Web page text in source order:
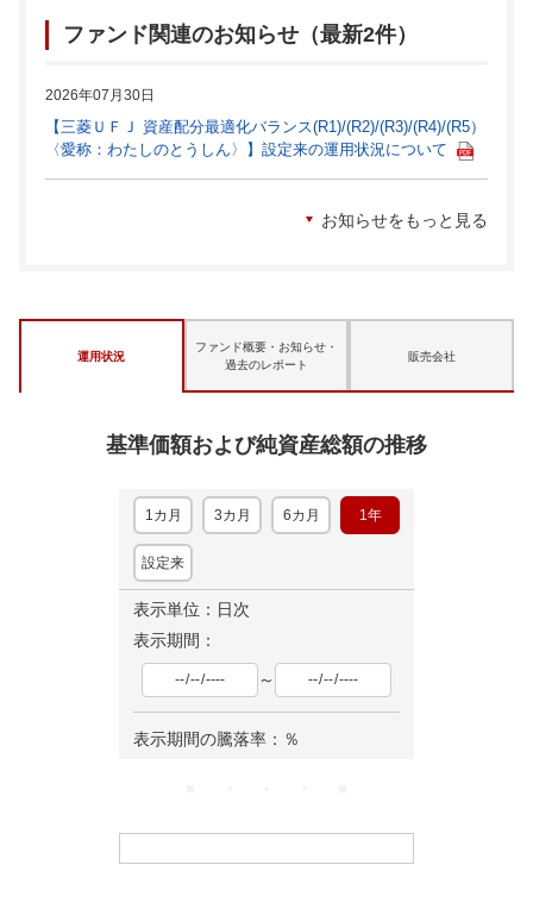
ファンド関連のお知らせ（最新2件）
2026年07月30日
【三菱ＵＦＪ 資産配分最適化バランス(R1)/(R2)/(R3)/(R4)/(R5）
〈愛称：わたしのとうしん〉】設定来の運用状況について
お知らせをもっと見る
運用状況
ファンド概要・お知らせ・
過去のレポート
販売会社
基準価額および純資産総額の推移
1カ月 3カ月 6カ月 1年
設定来
表示単位：日次
表示期間：
～
表示期間の騰落率： ％